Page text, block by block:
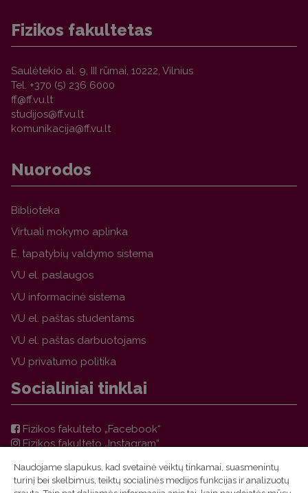
Fizikos fakultetas
Saulėtekio al. 9, III rūmai, 10222, Vilnius
Tel. +370 (5) 236 6000
Nuorodos
Biblioteka
Virtuali mokymo aplinka
E. tapatybių valdymo sistema
VU el. paslaugos
VU informacinė sistema
VU el. paštas studentams
VU el. paštas darbuotojams
VU privatumo politika
Socialiniai tinklai
Fizikos fakulteto „Facebook“
Fizikos fakulteto „Instagram“
VU FF TFAI Molėtų astronomijos observatorijos
„Facebook“
Naudojame slapukus, kad svetainė veiktų tinkamai, suasmenintų
turinį bei skelbimus, teiktų socialinės medijos funkcijas ir analizuotų